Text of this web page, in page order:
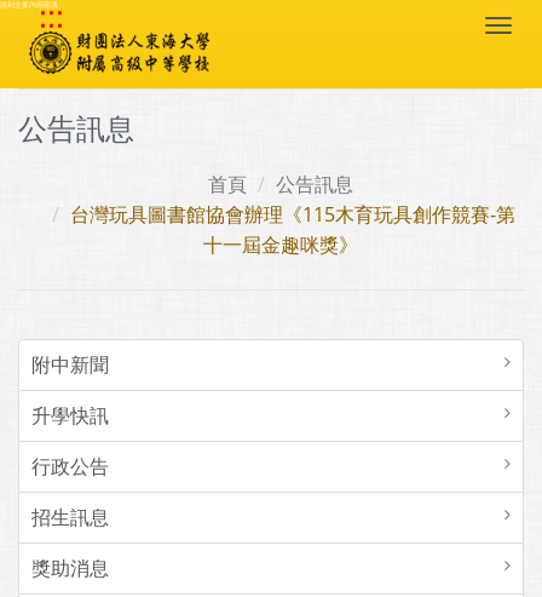
跳到主要內容區塊
:::
公告訊息
首頁
公告訊息
台灣玩具圖書館協會辦理《115木育玩具創作競賽-第
十一屆金趣咪獎》
附中新聞
升學快訊
行政公告
招生訊息
獎助消息